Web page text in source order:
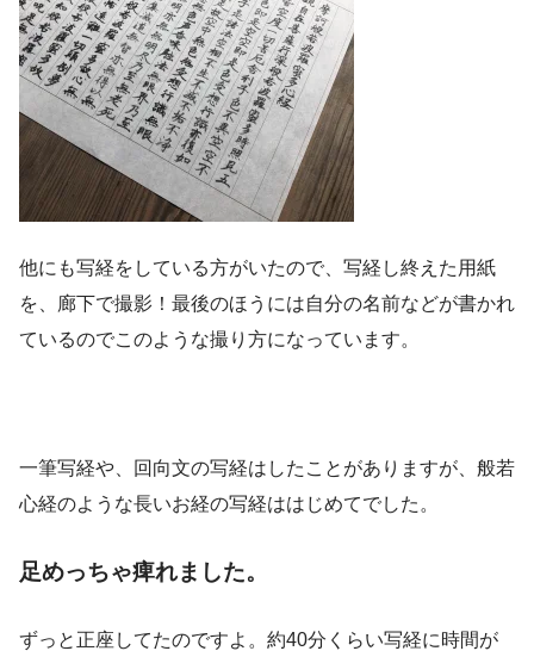
他にも写経をしている方がいたので、写経し終えた用紙
を、廊下で撮影！最後のほうには自分の名前などが書かれ
ているのでこのような撮り方になっています。
一筆写経や、回向文の写経はしたことがありますが、般若
心経のような長いお経の写経ははじめてでした。
足めっちゃ痺れました。
ずっと正座してたのですよ。約40分くらい写経に時間が